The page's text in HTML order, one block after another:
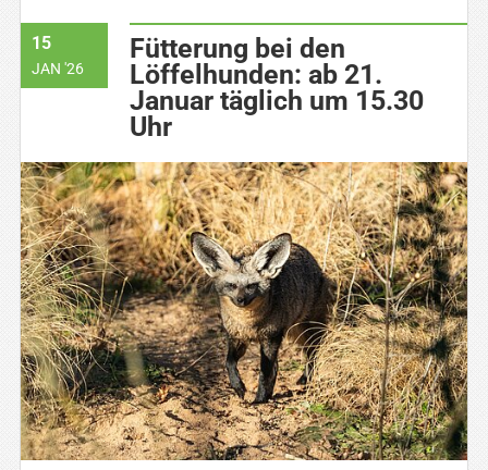
15
JAN '26
Fütterung bei den
Löffelhunden: ab 21.
Januar täglich um 15.30
Uhr